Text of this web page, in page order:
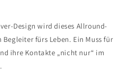
Design wird dieses Allround-
Begleiter fürs Leben. Ein Muss für
ihre Kontakte „nicht nur“ im